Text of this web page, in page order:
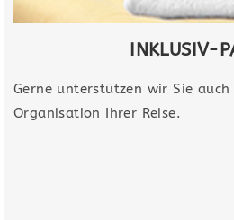
INKLUSIV-
Gerne unterstützen wir Sie
Organisation Ihrer Reise.